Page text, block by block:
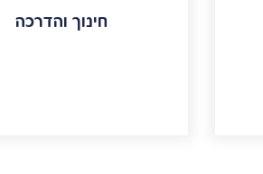
חינוך והדרכה